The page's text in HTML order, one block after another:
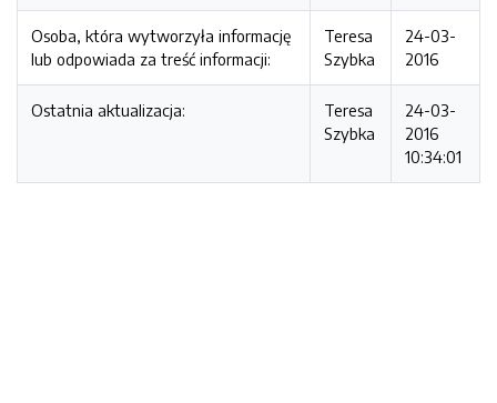
Osoba, która wytworzyła informację
lub odpowiada za treść informacji:
Teresa
Szybka
24-03-
2016
Ostatnia aktualizacja:
Teresa
Szybka
24-03-
2016
10:34:01